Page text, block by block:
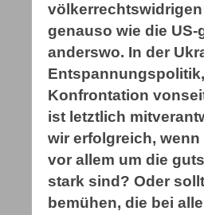
genauso wie die
anderswo. In der
Konfrontation
ist letztlich
wir erfolgreich,
vor allem um die
stark sind? Oder
bemühen, die bei